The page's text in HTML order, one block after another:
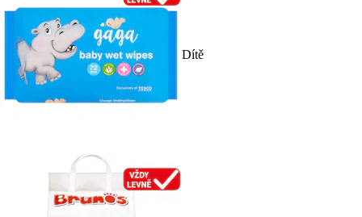
Dítě